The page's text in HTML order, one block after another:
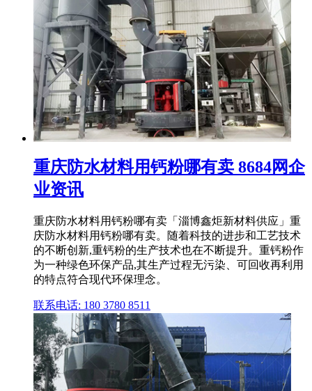
重庆防水材料用钙粉哪有卖 8684网企
业资讯
重庆防水材料用钙粉哪有卖「淄博鑫炬新材料供应」重
庆防水材料用钙粉哪有卖。随着科技的进步和工艺技术
的不断创新,重钙粉的生产技术也在不断提升。重钙粉作
为一种绿色环保产品,其生产过程无污染、可回收再利用
的特点符合现代环保理念。
联系电话: 180 3780 8511